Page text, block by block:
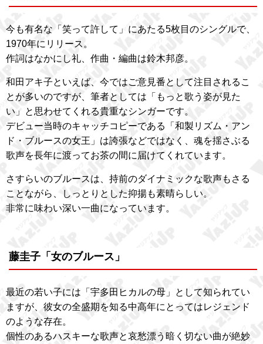
今も有名な「笑って許して」にあたる5枚目のシングルで、
1970年にリリース。
作詞はなかにし礼、作曲・編曲は鈴木邦彦。
和田アキ子といえば、今ではご意見番として注目されるこ
とが多いのですが、筆者としては「もっと歌う姿が見た
い」と思わせてくれる貴重なシンガーです。
デビュー当時のキャッチコピーである「和製リズム・アン
ド・ブルースの女王」は誇張などではなく、魂を揺さぶる
歌声を長年に渡ってお茶の間に届けてくれています。
さすらいのブルースは、持前のダイナミックな歌声もさる
ことながら、しっとりとした抑揚も素晴らしい。
非常に味わい深い一曲になっています。
藤圭子「女のブルース」
最近の若い子には「宇多田ヒカルの母」として知られてい
ますが、彼女の全盛期を知る中高年にとってはレジェンド
のような存在。
個性のあるハスキーな歌声と哀愁漂う暗く切ない曲が絶妙